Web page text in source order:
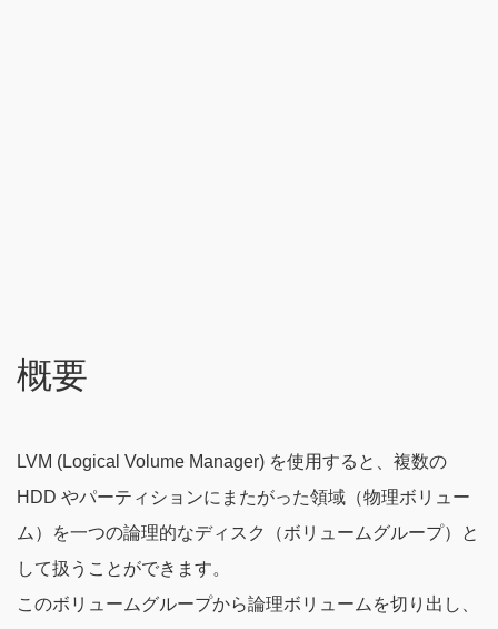
概要
LVM (Logical Volume Manager) を使用すると、複数の
HDD やパーティションにまたがった領域（物理ボリュー
ム）を一つの論理的なディスク（ボリュームグループ）と
して扱うことができます。
このボリュームグループから論理ボリュームを切り出し、